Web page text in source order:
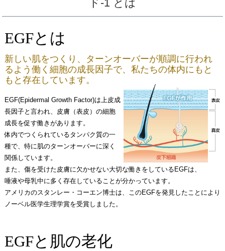
ド-1 とは
EGFとは
新しい肌をつくり、ターンオーバーが順調に行われ
るよう働く細胞の成長因子で、私たちの体内にもと
もと存在しています。
EGF(Epidermal Growth Factor)は上皮成
長因子と言われ、皮膚（表皮）の細胞
成長を促す働きがあります。
体内でつくられているタンパク質の一
種で、特に肌のターンオーバーに深く
関係しています。
また、傷を受けた皮膚に欠かせない大切な働きをしているEGFは、
唾液や母乳中に多く存在していることが分かっています。
アメリカのスタンレー・コーエン博士は、このEGFを発見したことにより
ノーベル医学生理学賞を受賞しました。
EGFと肌の老化